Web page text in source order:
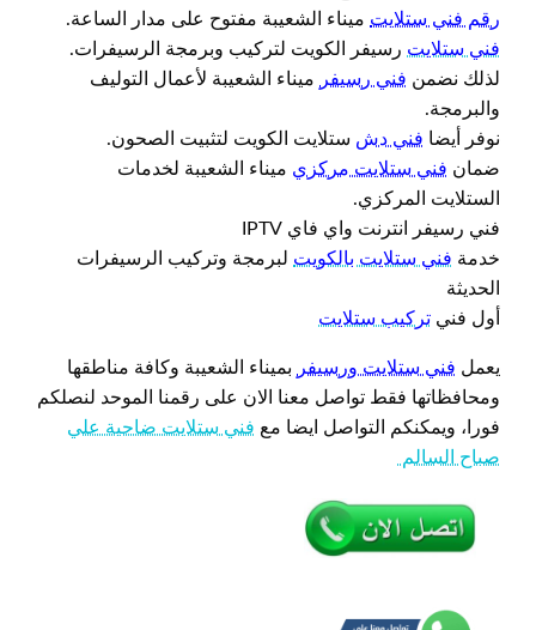
رقم فني ستلايت ميناء الشعيبة مفتوح على مدار الساعة.
فني ستلايت رسيفر الكويت لتركيب وبرمجة الرسيفرات.
لذلك نضمن فني رسيفر
ميناء الشعيبة لأعمال التوليف
والبرمجة.
نوفر أيضا فني دش ستلايت الكويت لتثبيت الصحون.
ضمان فني ستلايت مركزي ميناء الشعيبة لخدمات
الستلايت المركزي.
فني رسيفر انترنت واي فاي IPTV
خدمة فني ستلايت بالكويت لبرمجة وتركيب الرسيفرات
الحديثة
أول فني تركيب ستلايت
يعمل فني ستلايت ورسيفر
بميناء الشعيبة وكافة مناطقها
ومحافظاتها فقط تواصل معنا الان على رقمنا الموحد لنصلكم
فورا، ويمكنكم التواصل ايضا مع فني ستلايت ضاحية علي
صباح السالم